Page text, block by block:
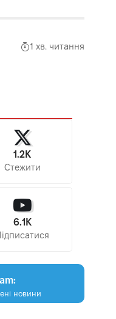
1 хв. читання
1.2K
Стежити
6.1K
новини